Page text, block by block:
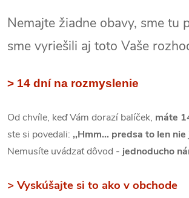
Nemajte žiadne obavy, sme tu
sme vyriešili aj toto Vaše
> 14 dní na rozmyslenie
Od chvíle, keď Vám dorazí balíček, máte
ste si povedali: ,,Hmm... predsa to len nie
Nemusíte uvádzať dôvod - jednoducho
> Vyskúšajte si to ako v obchode